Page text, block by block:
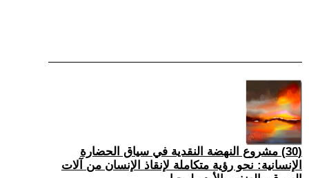
(30) مشروع النهضة النقدية في سياق الحضارة
الإنسانية: نحو رؤية متكاملة لإنقاذ الإنسان من آلات